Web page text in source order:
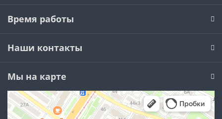
Время работы
Наши контакты
Мы на карте